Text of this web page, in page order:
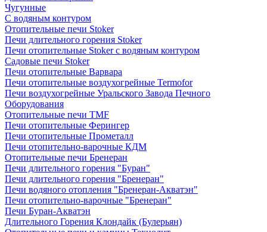
Чугунные
C водяным контуром
Отопительные печи Stoker
Печи длительного горения Stoker
Печи отопительные Stoker с водяным контуром
Садовые печи Stoker
Печи отопительные Варвара
Печи отопительные воздухогрейные Termofor
Печи воздухогрейные Уральского Завода Печного
Оборудования
Отопительные печи TMF
Печи отопительные Ферингер
Печи отопительные Прометалл
Печи отопительно-варочные КДМ
Отопительные печи Бренеран
Печи длительного горения "Буран"
Печи длительного горения "Бренеран"
Печи водяного отопления "Бренеран-Акватэн"
Печи отопительно-варочные "Бренеран"
Печи Буран-Акватэн
Длительного Горения Клондайк (Булерьян)